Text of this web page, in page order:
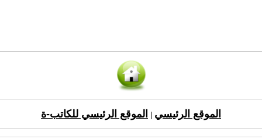
الموقع الرئيسي الموقع الرئيسي للكاتب-ة